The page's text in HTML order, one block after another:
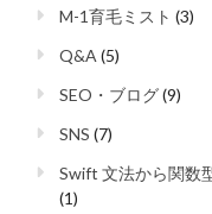
M-1育毛ミスト (3)
Q&A (5)
SEO・ブログ(9)
SNS (7)
Swift 文法から関数
(1)